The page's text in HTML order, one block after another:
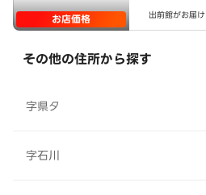
お店価格 出前館がお届け
その他の住所から探す
字県タ
字石川